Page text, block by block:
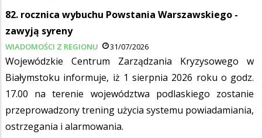
82. rocznica wybuchu Powstania Warszawskiego -
zawyją syreny
WIADOMOŚCI Z REGIONU 31/07/2026
Wojewódzkie Centrum Zarządzania Kryzysowego w
Białymstoku informuje, iż 1 sierpnia 2026 roku o godz.
17.00 na terenie województwa podlaskiego zostanie
przeprowadzony trening użycia systemu powiadamiania,
ostrzegania i alarmowania.